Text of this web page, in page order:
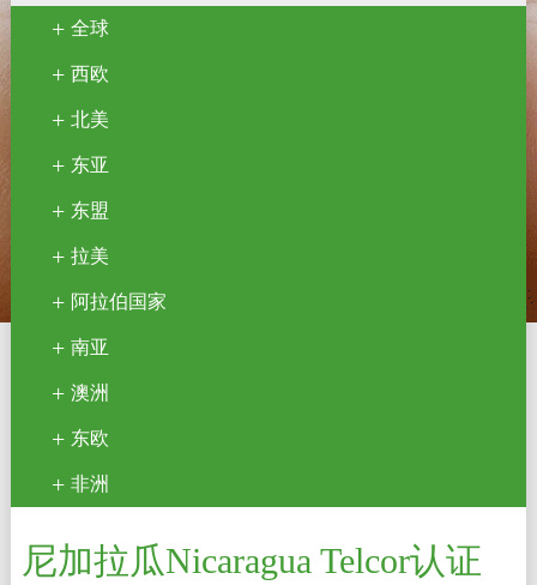
全球
西欧
北美
东亚
东盟
拉美
阿拉伯国家
南亚
澳洲
东欧
非洲
尼加拉瓜Nicaragua Telcor认证